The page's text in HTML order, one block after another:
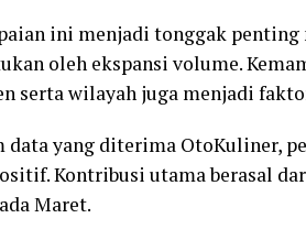
ini menjadi tonggak
oleh ekspansi volume.
serta wilayah juga menjadi
data yang diterima OtoKuliner,
Kontribusi utama berasal
Maret.